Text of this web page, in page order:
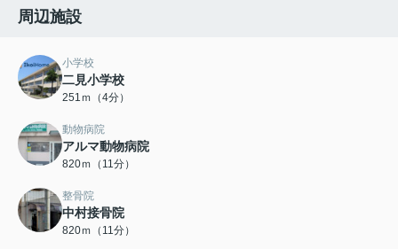
周辺施設
小学校
二見小学校
251ｍ（4分）
動物病院
アルマ動物病院
820ｍ（11分）
整骨院
中村接骨院
820ｍ（11分）